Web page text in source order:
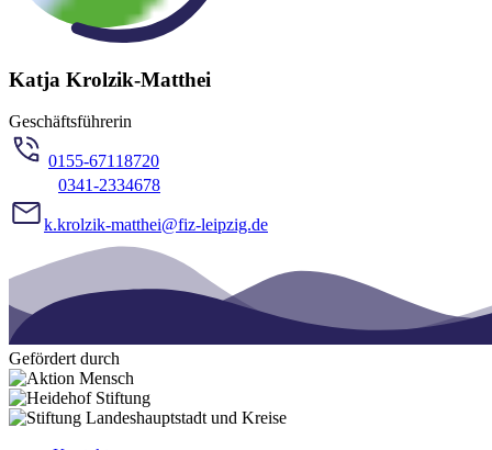
Katja Krolzik-Matthei
Geschäftsführerin
0155-67118720
0341-2334678
k.krolzik-matthei@fiz-leipzig.de
Gefördert durch